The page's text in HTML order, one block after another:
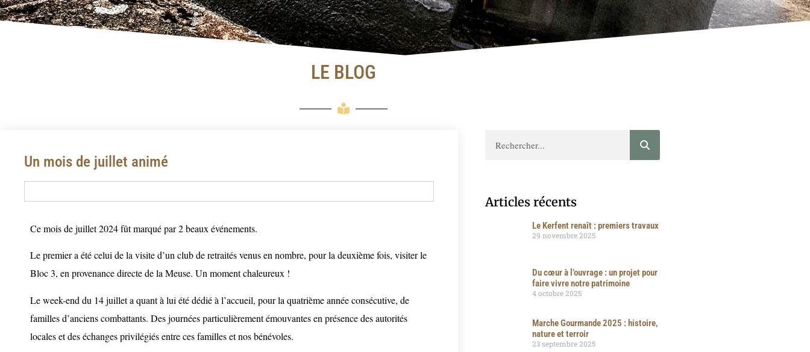
LE BLOG
Un mois de juillet animé
Ce mois de juillet 2024 fût marqué par 2 beaux événements.
Le premier a été celui de la visite d’un club de retraités venus en nombre, pour la deuxième fois, visiter le
Bloc 3, en provenance directe de la Meuse. Un moment chaleureux !
Le week-end du 14 juillet a quant à lui été dédié à l’accueil, pour la quatrième année consécutive, de
familles d’anciens combattants. Des journées particulièrement émouvantes en présence des autorités
locales et des échanges privilégiés entre ces familles et nos bénévoles.
Articles récents
Le Kerfent renaît : premiers travaux
29 novembre 2025
Du cœur à l’ouvrage : un projet pour
faire vivre notre patrimoine
4 octobre 2025
Marche Gourmande 2025 : histoire,
nature et terroir
23 septembre 2025